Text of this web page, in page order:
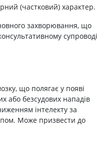
(частковий) характер.
захворювання, що
супроводі
що полягає у появі
або безсудових нападів
інтелекту за
Може призвести до